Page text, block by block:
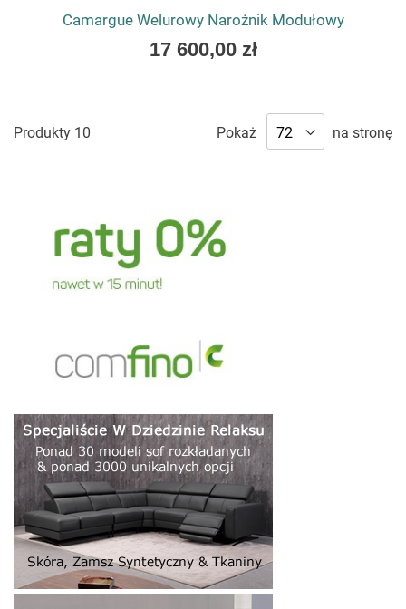
Camargue Welurowy Narożnik Modułowy
As
17 600,00 zł
Produkty 10 Pokaż na stronę